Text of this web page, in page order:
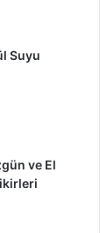
Suyu
ve El